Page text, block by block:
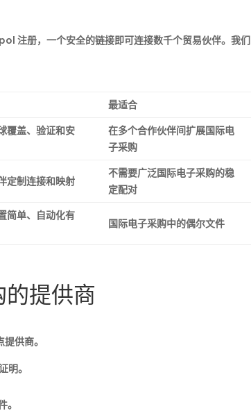
注册，一个安全的链接即可连接数千个贸易伙伴。我们
最适合
覆盖、验证和安
在多个合作伙伴间扩展国际电
子采购
定制连接和映射
不需要广泛国际电子采购的稳
定配对
简单、自动化有
国际电子采购中的偶尔文件
提供商
供商。
明。
。